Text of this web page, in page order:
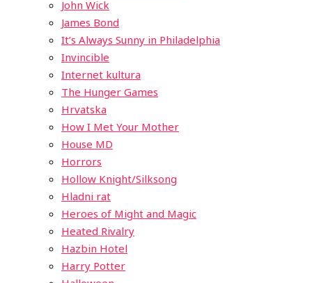
John Wick
James Bond
It’s Always Sunny in Philadelphia
Invincible
Internet kultura
The Hunger Games
Hrvatska
How I Met Your Mother
House MD
Horrors
Hollow Knight/Silksong
Hladni rat
Heroes of Might and Magic
Heated Rivalry
Hazbin Hotel
Harry Potter